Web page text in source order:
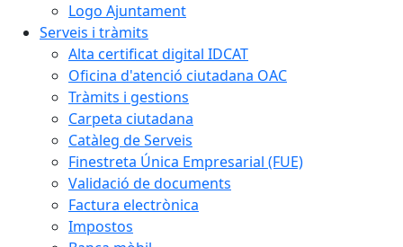
Logo Ajuntament
Serveis i tràmits
Alta certificat digital IDCAT
Oficina d'atenció ciutadana OAC
Tràmits i gestions
Carpeta ciutadana
Catàleg de Serveis
Finestreta Única Empresarial (FUE)
Validació de documents
Factura electrònica
Impostos